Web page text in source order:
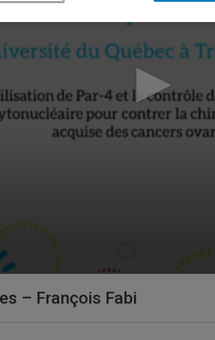
– François Fabi